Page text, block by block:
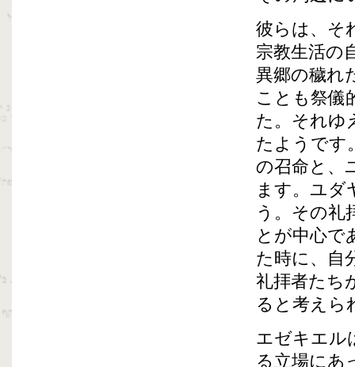
彼らは、そ
宗教生活の
異郷の穢れ
ことも祭儀
た。それゆ
たようです
の召命と、
ます。ユダ
う。その礼
とが中心で
た時に、自
礼拝者たち
ると考えら
エゼキエル
る立場にあ